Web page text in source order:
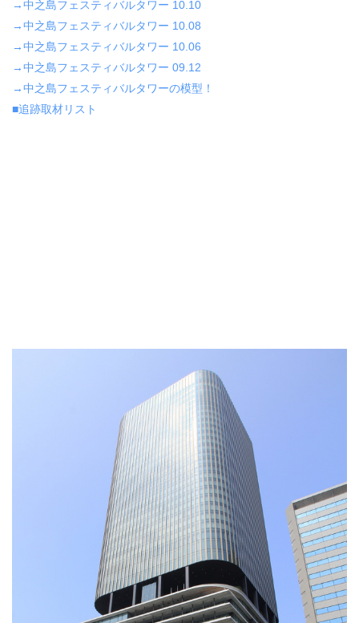
→中之島フェスティバルタワー 10.10
→中之島フェスティバルタワー 10.08
→中之島フェスティバルタワー 10.06
→中之島フェスティバルタワー 09.12
→中之島フェスティバルタワーの模型！
■追跡取材リスト